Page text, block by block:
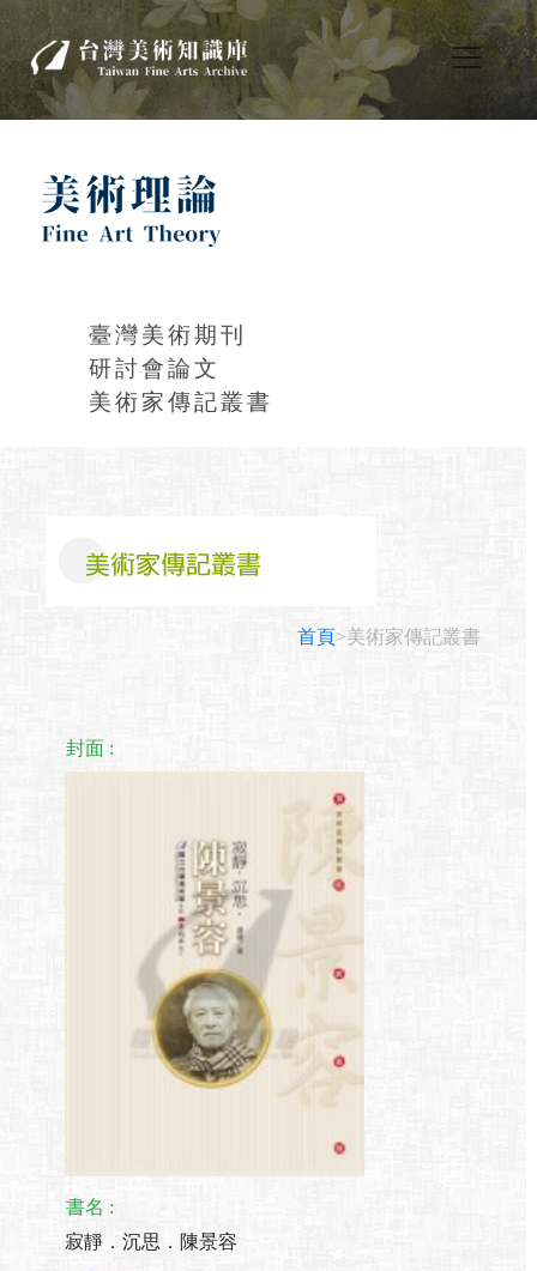
臺灣美術期刊
研討會論文
美術家傳記叢書
首頁>美術家傳記叢書
封面 :
書名 :
寂靜．沉思．陳景容